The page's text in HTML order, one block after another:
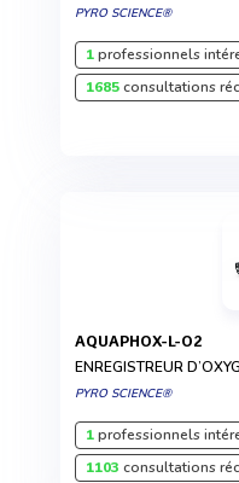
PYRO SCIENCE®
1professionnels
1685consultations
AQUAPHOX-L-O2
ENREGISTREUR
PYRO SCIENCE®
1professionnels
1103 consultations